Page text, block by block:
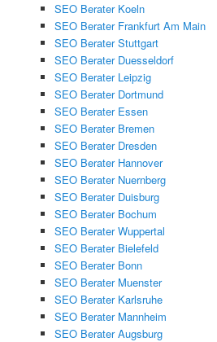
SEO Berater Koeln
SEO Berater Frankfurt Am Main
SEO Berater Stuttgart
SEO Berater Duesseldorf
SEO Berater Leipzig
SEO Berater Dortmund
SEO Berater Essen
SEO Berater Bremen
SEO Berater Dresden
SEO Berater Hannover
SEO Berater Nuernberg
SEO Berater Duisburg
SEO Berater Bochum
SEO Berater Wuppertal
SEO Berater Bielefeld
SEO Berater Bonn
SEO Berater Muenster
SEO Berater Karlsruhe
SEO Berater Mannheim
SEO Berater Augsburg